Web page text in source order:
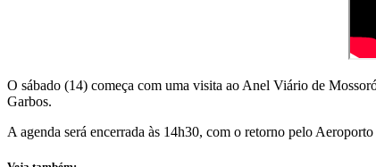
O sábado (14) começa com uma visita ao Anel Viário de
Garbos.
A agenda será encerrada às 14h30, com o retorno pelo